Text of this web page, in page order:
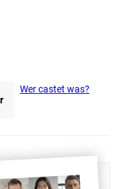
Wer castet was?